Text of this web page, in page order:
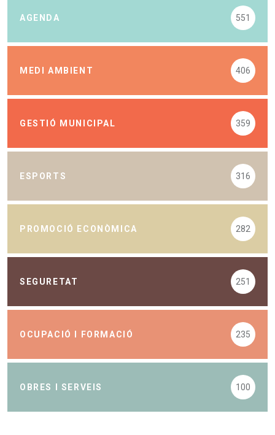
AGENDA 551
MEDI AMBIENT 406
GESTIÓ MUNICIPAL 359
ESPORTS 316
PROMOCIÓ ECONÒMICA 282
SEGURETAT 251
OCUPACIÓ I FORMACIÓ 235
OBRES I SERVEIS 100